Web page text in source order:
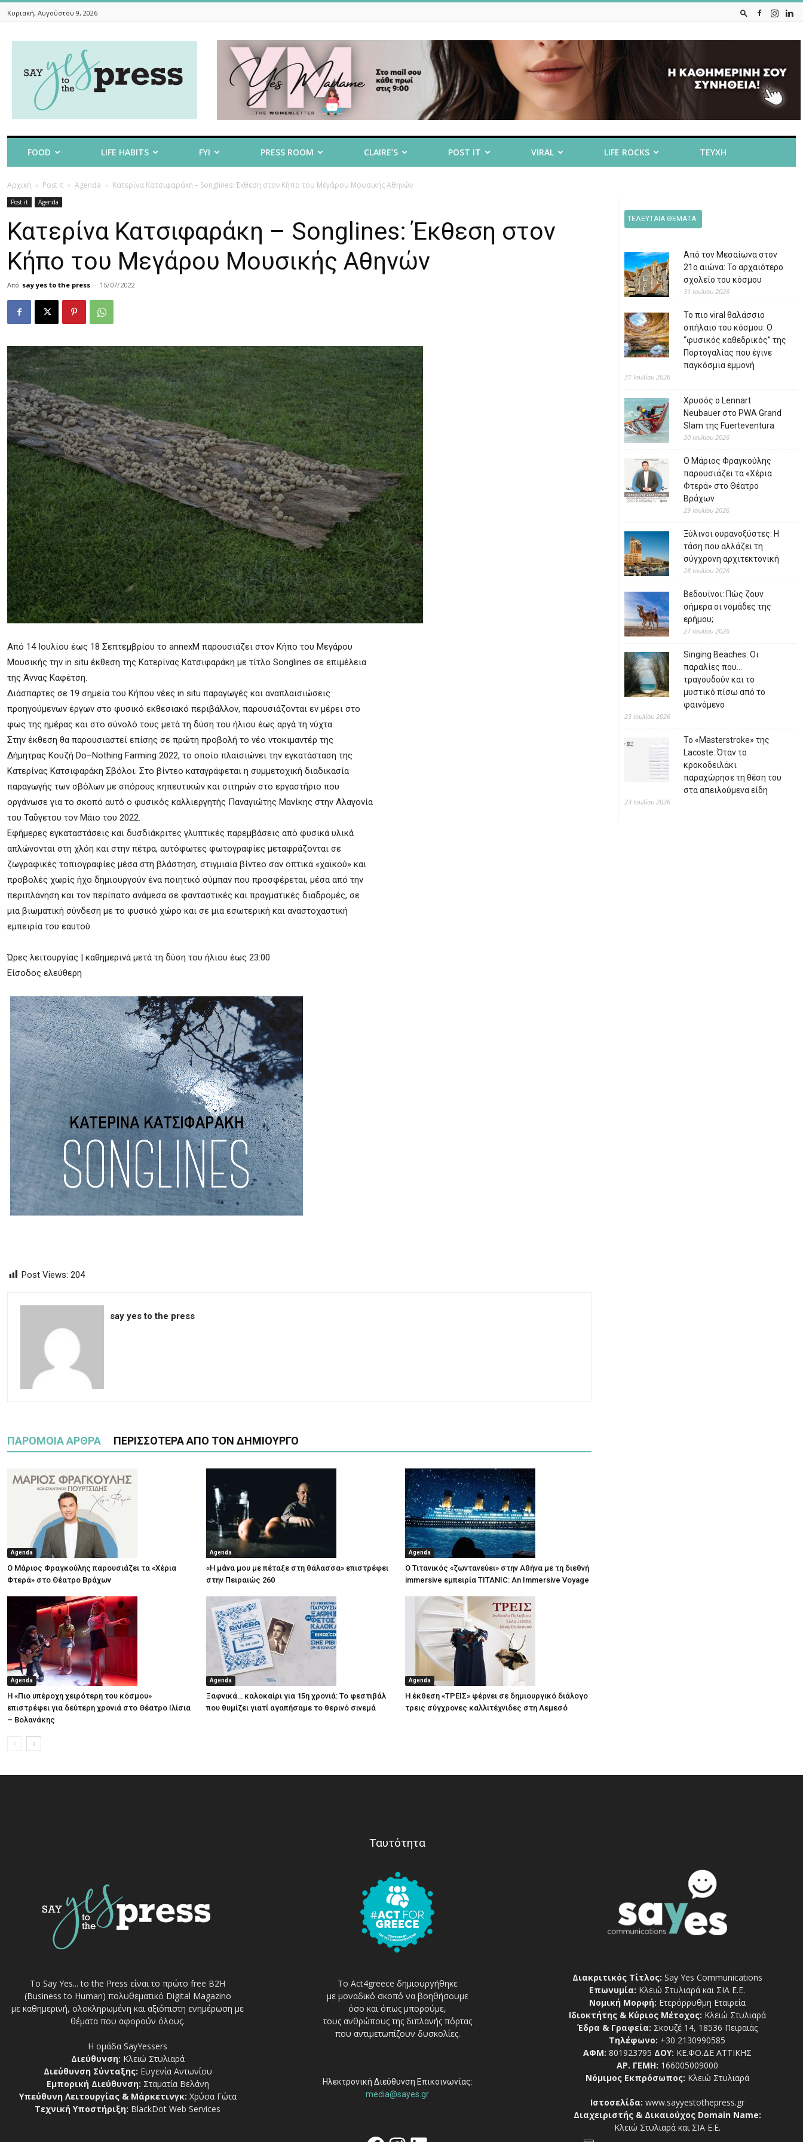
Κυριακή, Αυγούστου 9, 2026
To
The
FOOD LIFE HABITS FYI PRESS ROOM CLAIRE’S POST IT VIRAL LIFE ROCKS ΤΕΥΧΗ
Αρχική Post it Agenda Κατερίνα Κατσιφαράκη – Songlines: Έκθεση στον Κήπο του Μεγάρου Μουσικής Αθηνών
Post it Agenda
Κατερίνα Κατσιφαράκη – Songlines: Έκθεση στον
Κήπο του Μεγάρου Μουσικής Αθηνών
Από say yes to the press - 15/07/2022
Από 14 Ιουλίου έως 18 Σεπτεμβρίου το annexM παρουσιάζει στον Κήπο του Μεγάρου
Μουσικής την in situ έκθεση της Κατερίνας Κατσιφαράκη με τίτλο Songlines σε επιμέλεια
της Άννας Καφέτση.
Διάσπαρτες σε 19 σημεία του Κήπου νέες in situ παραγωγές και αναπλαισιώσεις
προηγούμενων έργων στο φυσικό εκθεσιακό περιβάλλον, παρουσιάζονται εν μέρει στο
φως της ημέρας και στο σύνολό τους μετά τη δύση του ήλιου έως αργά τη νύχτα.
Στην έκθεση θα παρουσιαστεί επίσης σε πρώτη προβολή το νέο ντοκιμαντέρ της
Δήμητρας Κουζή Do–Nothing Farming 2022, το οποίο πλαισιώνει την εγκατάσταση της
Κατερίνας Κατσιφαράκη Σβόλοι. Στο βίντεο καταγράφεται η συμμετοχική διαδικασία
παραγωγής των σβόλων με σπόρους κηπευτικών και σιτηρών στο εργαστήριο που
οργάνωσε για το σκοπό αυτό ο φυσικός καλλιεργητής Παναγιώτης Μανίκης στην Αλαγονία
του Ταΰγετου τον Μάιο του 2022.
Εφήμερες εγκαταστάσεις και δυσδιάκριτες γλυπτικές παρεμβάσεις από φυσικά υλικά
απλώνονται στη χλόη και στην πέτρα, αυτόφωτες φωτογραφίες μεταφράζονται σε
ζωγραφικές τοπιογραφίες μέσα στη βλάστηση, στιγμιαία βίντεο σαν οπτικά «χαϊκού» και
προβολές χωρίς ήχο δημιουργούν ένα ποιητικό σύμπαν που προσφέρεται, μέσα από την
περιπλάνηση και τον περίπατο ανάμεσα σε φανταστικές και πραγματικές διαδρομές, σε
μια βιωματική σύνδεση με το φυσικό χώρο και σε μια εσωτερική και αναστοχαστική
εμπειρία του εαυτού.
Ώρες λειτουργίας | καθημερινά μετά τη δύση του ήλιου έως 23:00
Είσοδος ελεύθερη
Post Views: 204
say yes to the press
ΠΑΡΟΜΟΙΑ ΑΡΘΡΑ ΠΕΡΙΣΣΟΤΕΡΑ ΑΠΟ ΤΟΝ ΔΗΜΙΟΥΡΓΟ
Agenda
Ο Μάριος Φραγκούλης παρουσιάζει τα «Χέρια
Φτερά» στο Θέατρο Βράχων
Agenda
«Η μάνα μου με πέταξε στη θάλασσα» επιστρέφει
στην Πειραιώς 260
Agenda
Ο Τιτανικός «ζωντανεύει» στην Αθήνα με τη διεθνή
immersive εμπειρία TITANIC: An Immersive Voyage
Agenda
Η «Πιο υπέροχη χειρότερη του κόσμου»
επιστρέφει για δεύτερη χρονιά στο Θέατρο Ιλίσια
– Βολανάκης
Agenda
Ξαφνικά… καλοκαίρι για 15η χρονιά: Το φεστιβάλ
που θυμίζει γιατί αγαπήσαμε το θερινό σινεμά
Agenda
Η έκθεση «ΤΡΕΙΣ» φέρνει σε δημιουργικό διάλογο
τρεις σύγχρονες καλλιτέχνιδες στη Λεμεσό
ΤΕΛΕΥΤΑΙΑ ΘΕΜΑΤΑ
Από τον Μεσαίωνα στον
21ο αιώνα: Το αρχαιότερο
σχολείο του κόσμου
31 Ιουλίου 2026
Το πιο viral θαλάσσιο
σπήλαιο του κόσμου: Ο
“φυσικός καθεδρικός” της
Πορτογαλίας που έγινε
παγκόσμια εμμονή
31 Ιουλίου 2026
Χρυσός ο Lennart
Neubauer στο PWA Grand
Slam της Fuerteventura
30 Ιουλίου 2026
Ο Μάριος Φραγκούλης
παρουσιάζει τα «Χέρια
Φτερά» στο Θέατρο
Βράχων
29 Ιουλίου 2026
Ξύλινοι ουρανοξύστες: Η
τάση που αλλάζει τη
σύγχρονη αρχιτεκτονική
28 Ιουλίου 2026
Βεδουίνοι: Πώς ζουν
σήμερα οι νομάδες της
ερήμου;
27 Ιουλίου 2026
Singing Beaches: Οι
παραλίες που…
τραγουδούν και το
μυστικό πίσω από το
φαινόμενο
23 Ιουλίου 2026
Το «Masterstroke» της
Lacoste: Όταν το
κροκοδειλάκι
παραχώρησε τη θέση του
στα απειλούμενα είδη
23 Ιουλίου 2026
Το Say Yes... to the Press είναι το πρώτο free Β2Η
(Business to Human) πολυθεματικό Digital Magazino
με καθημερινή, ολοκληρωμένη και αξιόπιστη ενημέρωση με
θέματα που αφορούν όλους.
Η ομάδα SayYessers
Διεύθυνση: Κλειώ Στυλιαρά
Διεύθυνση Σύνταξης: Ευγενία Αντωνίου
Εμπορική Διεύθυνση: Σταματία Βελάνη
Υπεύθυνη Λειτουργίας & Μάρκετινγκ: Χρύσα Γώτα
Τεχνική Υποστήριξη: BlackDot Web Services
Ταυτότητα
Το Act4greece δημιουργήθηκε
με μοναδικό σκοπό να βοηθήσουμε
όσο και όπως μπορούμε,
τους ανθρώπους της διπλανής πόρτας
που αντιμετωπίζουν δυσκολίες.
Ηλεκτρονική Διεύθυνση Επικοινωνίας:
media@sayes.gr
Διακριτικός Τίτλος: Say Yes Communications
Επωνυμία: Κλειώ Στυλιαρά και ΣΙΑ Ε.Ε.
Νομική Μορφή: Ετερόρρυθμη Εταιρεία
Ιδιοκτήτης & Κύριος Μέτοχος: Κλειώ Στυλιαρά
Έδρα & Γραφεία: Σκουζέ 14, 18536 Πειραιάς
Τηλέφωνο: +30 2130990585
ΑΦΜ: 801923795 ΔΟΥ: ΚΕ.ΦΟ.ΔΕ ΑΤΤΙΚΗΣ
ΑΡ. ΓΕΜΗ: 166005009000
Νόμιμος Εκπρόσωπος: Κλειώ Στυλιαρά
Ιστοσελίδα: www.sayyestothepress.gr
Διαχειριστής & Δικαιούχος Domain Name:
Κλειώ Στυλιαρά και ΣΙΑ Ε.Ε.